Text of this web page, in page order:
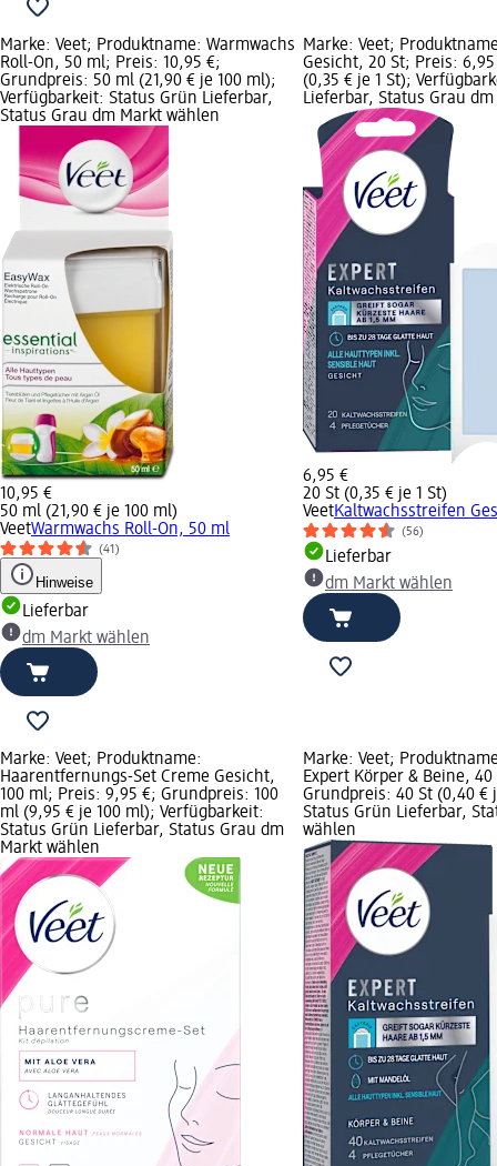
Marke: Veet; Produktname: Warmwachs
Roll-On, 50 ml; Preis: 10,95 €;
Grundpreis: 50 ml (21,90 € je 100 ml);
Verfügbarkeit: Status Grün Lieferbar,
Status Grau dm Markt wählen
10,95 €
50 ml (21,90 € je 100 ml)
VeetWarmwachs Roll-On, 50 ml
(41)
Hinweise
Lieferbar
dm Markt wählen
Marke: Veet;
Gesicht, 20 St; Preis:
(0,35 € je 1 St);
Lieferbar, Status Grau
6,95 €
20 St (0,35 € je 1 St)
VeetKaltwachsstreifen
(56)
Lieferbar
dm Markt wählen
Marke: Veet; Produktname:
Haarentfernungs-Set Creme Gesicht,
100 ml; Preis: 9,95 €; Grundpreis: 100
ml (9,95 € je 100 ml); Verfügbarkeit:
Status Grün Lieferbar, Status Grau dm
Markt wählen
Marke: Veet;
Expert Körper & Beine,
Grundpreis: 40 St (0,40 €
Status Grün Lieferbar,
wählen